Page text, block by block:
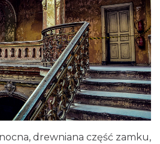
drewniana część zamku,